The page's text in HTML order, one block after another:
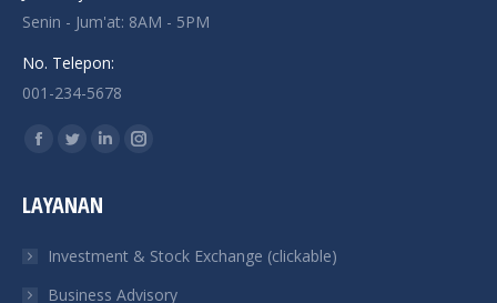
Senin - Jum'at: 8AM - 5PM
No. Telepon:
001-234-5678
Find us on:
Facebook
opens
new
window
Twitter
opens
new
window
Linkedin
new
window
Instagram
new
window
LAYANAN
Investment & Stock Exchange (clickable)
Business Advisory